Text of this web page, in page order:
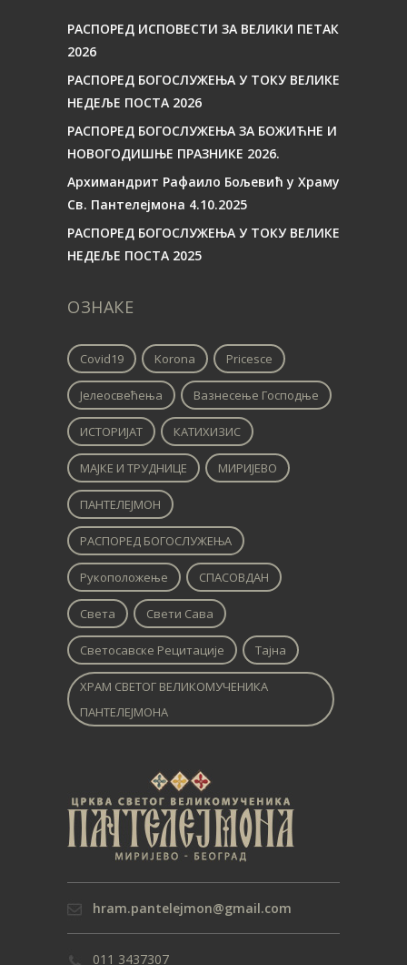
РАСПОРЕД ИСПОВЕСТИ ЗА ВЕЛИКИ ПЕТАК
2026
РАСПОРЕД БОГОСЛУЖЕЊА У ТОКУ ВЕЛИКЕ
НЕДЕЉЕ ПОСТА 2026
РАСПОРЕД БОГОСЛУЖЕЊА ЗА БОЖИЋНЕ И
НОВОГОДИШЊЕ ПРАЗНИКЕ 2026.
Архимандрит Рафаило Бољевић у Храму
Св. Пантелејмона 4.10.2025
РАСПОРЕД БОГОСЛУЖЕЊА У ТОКУ ВЕЛИКЕ
НЕДЕЉЕ ПОСТА 2025
ОЗНАКЕ
Covid19 Korona Pricesce
Јелеосвећења Вазнесење Господње
ИСТОРИЈАТ КАТИХИЗИС
МАЈКЕ И ТРУДНИЦЕ МИРИЈЕВО
ПАНТЕЛЕЈМОН
РАСПОРЕД БОГОСЛУЖЕЊА
Рукоположење СПАСОВДАН
Света Свети Сава
Светосавске Рецитације Тајна
ХРАМ СВЕТОГ ВЕЛИКОМУЧЕНИКА
ПАНТЕЛЕЈМОНА
hram.pantelejmon@gmail.com
011 3437307